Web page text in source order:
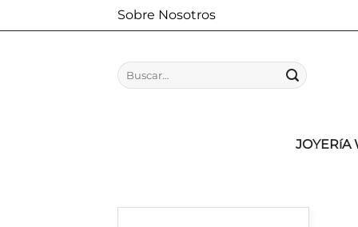
al
Sobre Nosotros
Buscar
por:
JOYERíA